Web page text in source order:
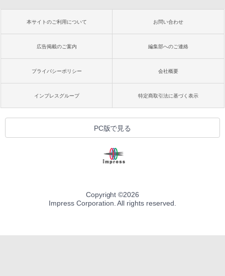
本サイトのご利用について お問い合わせ
広告掲載のご案内 編集部へのご連絡
プライバシーポリシー 会社概要
インプレスグループ 特定商取引法に基づく表示
PC版で見る
Copyright ©2026
Impress Corporation. All rights reserved.